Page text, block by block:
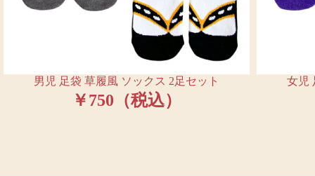
男児 足袋 草履風 ソックス 2足セット
￥750（税込）
女児